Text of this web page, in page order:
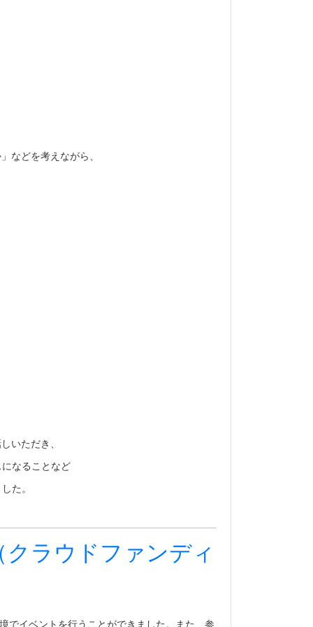
などを考えながら、
いただき、
なることなど
た。
ラウドファンディ
でイベントを行うことができました。また、参